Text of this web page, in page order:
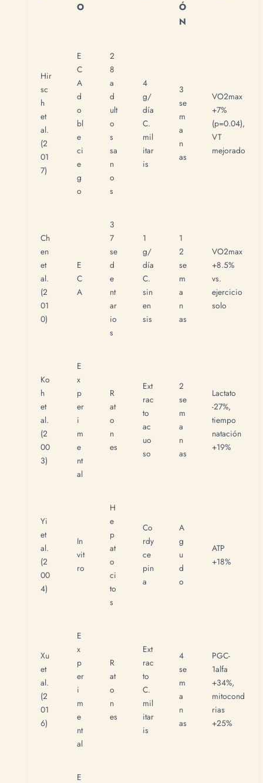
O
Ó
N
Hir
sc
h
et
al.
(2
01
7)
E
C
A
d
o
bl
e
ci
e
g
o
2
8
a
d
ult
o
s
sa
n
o
s
4
g/
día
C.
mil
itar
is
3
se
m
a
n
as
VO2max
+7%
(p=0.04),
VT
mejorado
Ch
en
et
al.
(2
01
0)
E
C
A
3
7
se
d
e
nt
ar
io
s
1
g/
día
C.
sin
en
sis
1
2
se
m
a
n
as
VO2max
+8.5%
vs.
ejercicio
solo
Ko
h
et
al.
(2
00
3)
E
x
p
er
i
m
e
nt
al
R
at
o
n
es
Ext
rac
to
ac
uo
so
2
se
m
a
n
as
Lactato
-27%,
tiempo
natación
+19%
Yi
et
al.
(2
00
4)
In
vit
ro
H
e
p
at
o
ci
to
s
Co
rdy
ce
pin
a
A
g
u
d
o
ATP
+18%
Xu
et
al.
(2
01
6)
E
x
p
er
i
m
e
nt
al
R
at
o
n
es
Ext
rac
to
C.
mil
itar
is
4
se
m
a
n
as
PGC-
1alfa
+34%,
mitocond
rias
+25%
E